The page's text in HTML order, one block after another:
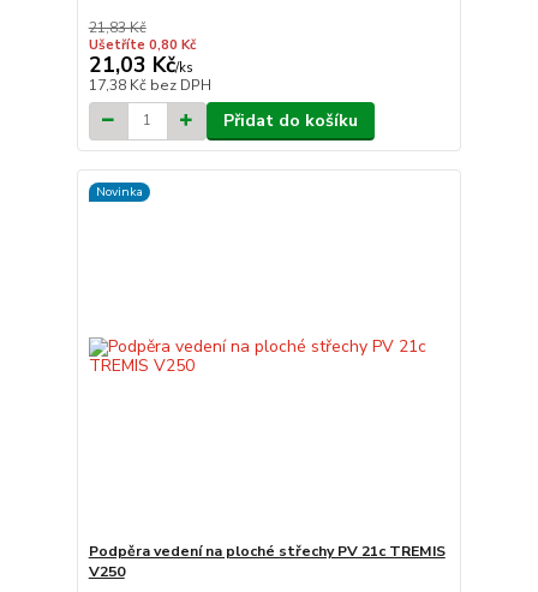
21,83 Kč
Ušetříte 0,80 Kč
21,03 Kč/ks
17,38 Kč bez DPH
Přidat do košíku
Novinka
Podpěra vedení na ploché střechy PV 21c TREMIS
V250